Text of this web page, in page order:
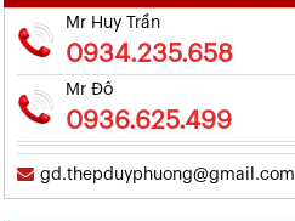
Mr Huy Trần
0934.235.658
Mr Đô
0936.625.499
gd.thepduyphuong@gmail.com